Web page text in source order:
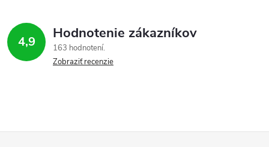
4,9 Hodnotenie zákazníkov
163 hodnotení
Zobraziť recenzie